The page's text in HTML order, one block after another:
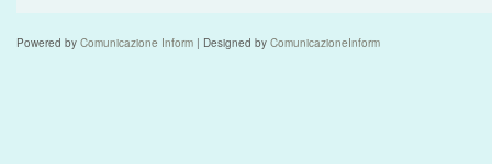
Powered by Comunicazione Inform | Designed by ComunicazioneInform